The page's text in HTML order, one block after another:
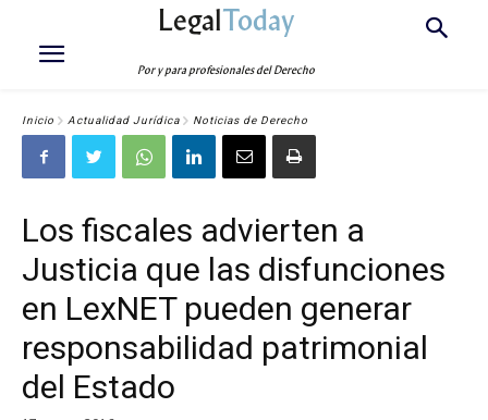
LegalToday
Por y para profesionales del Derecho
Inicio Actualidad Jurídica Noticias de Derecho
Los fiscales advierten a
Justicia que las disfunciones
en LexNET pueden generar
responsabilidad patrimonial
del Estado